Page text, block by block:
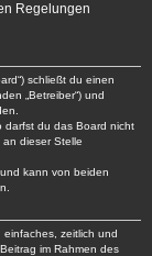
Regelungen
schließt du einen
„Betreiber“) und
darfst du das Board nicht
dieser Stelle
kann von beiden
einfaches, zeitlich und
im Rahmen des